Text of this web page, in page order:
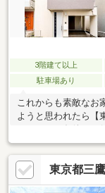
3階建て以上
駐車場あり
これからも素敵なお
ようと思われたら【
お客様の【夢】や【
た！会って良かった
スタッフ一同【夢に
求】又は【見学予約
東京都三